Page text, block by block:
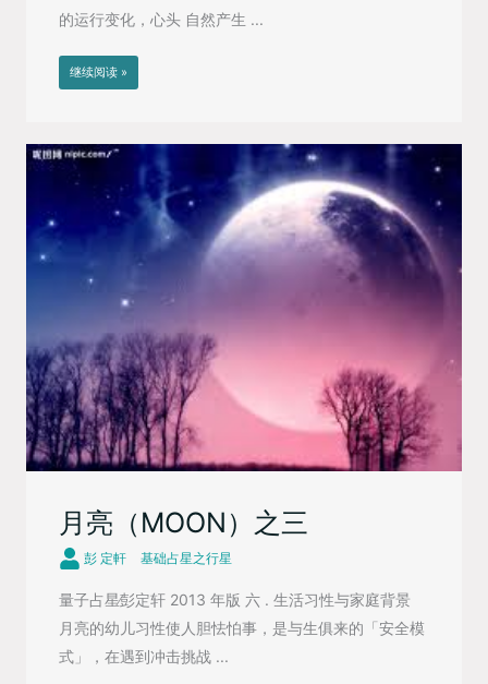
的运行变化，心头 自然产生 ...
继续阅读 »
月亮（MOON）之三
彭 定軒 基础占星之行星
量子占星∕彭定轩 2013 年版 六 . 生活习性与家庭背景
月亮的幼儿习性使人胆怯怕事，是与生俱来的「安全模
式」，在遇到冲击挑战 ...